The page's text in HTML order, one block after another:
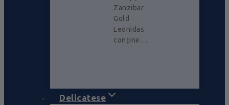
Zanzibar
Gold
Leonidas
conține…
Delicatese